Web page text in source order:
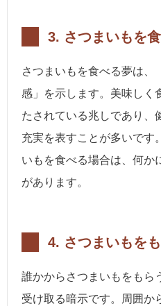
3. さつまいもを
さつまいもを食べる夢は、
感」を示します。美味しく
たされている兆しであり、
充実を表すことが多いです
いもを食べる場合は、何か
があります。
4. さつまいもを
誰かからさつまいもをもら
受け取る暗示です。周囲か